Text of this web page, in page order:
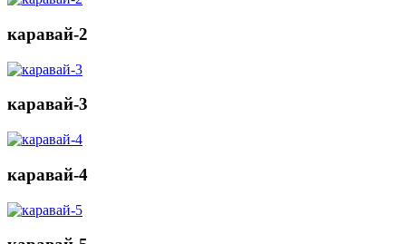
каравай-2
каравай-3
каравай-4